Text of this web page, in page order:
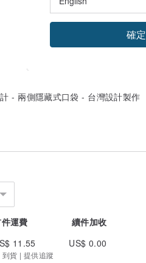
- 兩側隱藏式口袋 - 台灣設計製作
運費
續件加收
11.55
US$ 0.00
貨 | 提供追蹤
確定